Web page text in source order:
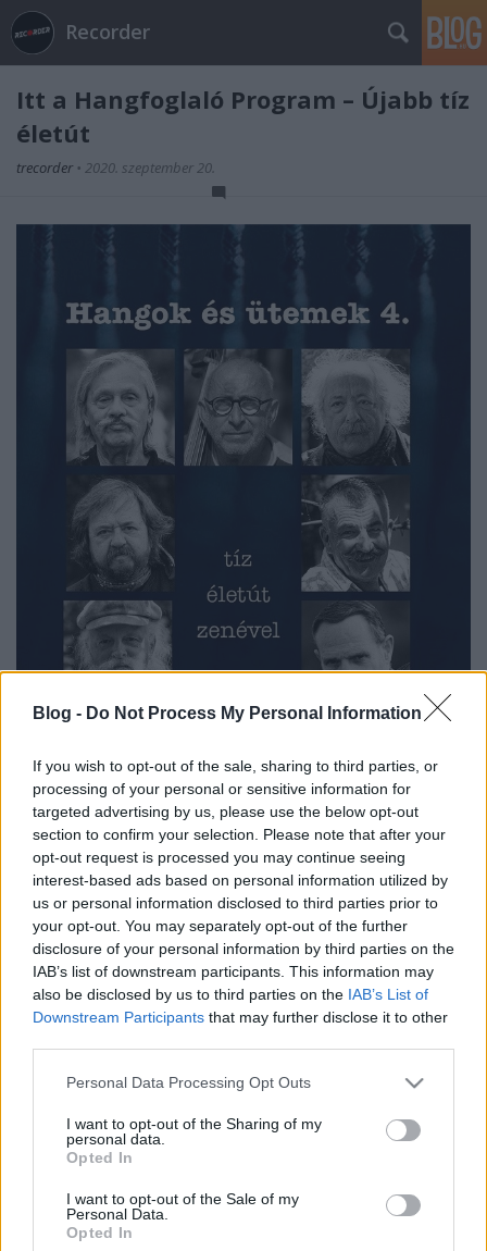
Blog - Do Not Process My Personal Information
If you wish to opt-out of the sale, sharing to third parties, or
processing of your personal or sensitive information for
targeted advertising by us, please use the below opt-out
section to confirm your selection. Please note that after your
opt-out request is processed you may continue seeing
interest-based ads based on personal information utilized by
us or personal information disclosed to third parties prior to
your opt-out. You may separately opt-out of the further
disclosure of your personal information by third parties on the
IAB’s list of downstream participants. This information may
also be disclosed by us to third parties on the IAB’s List of
Downstream Participants that may further disclose it to other
Please note that this website/app uses one or more Google
not limited to your visit or usage behaviour. You may click to
grant or deny consent to Google and its third-party tags to
use your data for below specified purposes in below Google
consent section.
Personal Data Processing Opt Outs
I want to opt-out of the Sharing of my
personal data.
Opted In
I want to opt-out of the Sale of my
Personal Data.
Opted In
Recorder
Itt a Hangfoglaló Program – Újabb tíz
életút
trecorder • 2020. szeptember 20.
AzNKA Hangfoglaló Program Magyar
Könnyűzenei Örökség Megőrzését Támogató
Alprogramja az elmúlt években 65 életútinterjút
készített, amelyekből újabb tíz jelent meg a Hangok
és ütemeksorozatban.
ezúttalBarcs Miklós,Dresch Mihály drMáriás
Tamás,Ráduly Mihály,Rupaszov Tamásés Vas
János Panyiga
és Rozsonits Tamás készítették.